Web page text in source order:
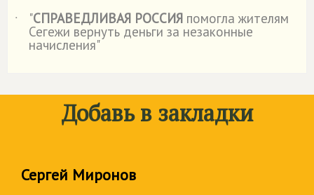
˙
"СПРАВЕДЛИВАЯ РОССИЯ помогла жителям
Сегежи вернуть деньги за незаконные
начисления"
Добавь в закладки
Сергей Миронов